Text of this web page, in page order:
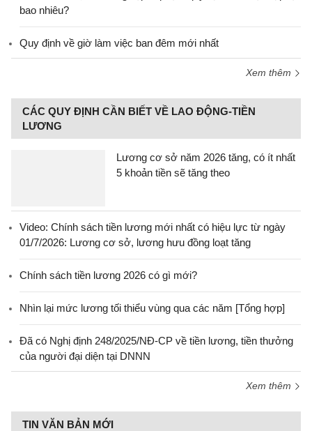
bao nhiêu?
Quy định về giờ làm việc ban đêm mới nhất
Xem thêm
CÁC QUY ĐỊNH CẦN BIẾT VỀ LAO ĐỘNG-TIỀN
LƯƠNG
Lương cơ sở năm 2026 tăng, có ít nhất
5 khoản tiền sẽ tăng theo
Video: Chính sách tiền lương mới nhất có hiệu lực từ ngày
01/7/2026: Lương cơ sở, lương hưu đồng loạt tăng
Chính sách tiền lương 2026 có gì mới?
Nhìn lại mức lương tối thiểu vùng qua các năm [Tổng hợp]
Đã có Nghị định 248/2025/NĐ-CP về tiền lương, tiền thưởng
của người đại diện tại DNNN
Xem thêm
TIN VĂN BẢN MỚI